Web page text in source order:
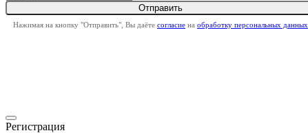
Нажимая на кнопку "Отправить", Вы даёте согласие на обработку персональных данных
Регистрация